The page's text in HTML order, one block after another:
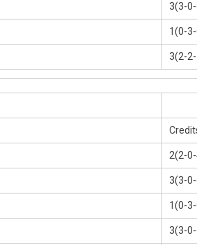
3(3-
1(0-
3(2-
2(2-
3(3-
1(0-
3(3-